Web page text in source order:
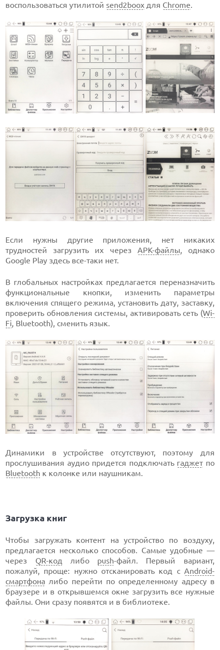
воспользоваться утилитой send2boox для Chrome.
Если нужны другие приложения, нет никаких
трудностей загрузить их через APK-файлы, однако
Google Play здесь все-таки нет.
В глобальных настройках предлагается переназначить
функциональные кнопки, изменить параметры
включения спящего режима, установить дату, заставку,
проверить обновления системы, активировать сеть (Wi-
Fi, Bluetooth), сменить язык.
Динамики в устройстве отсутствуют, поэтому для
прослушивания аудио придется подключать гаджетпо
Bluetooth к колонке или наушникам.
Загрузка книг
Чтобы загружать контент на устройство по воздуху,
предлагается несколько способов. Самые удобные —
через QR-код либо push-файл. Первый вариант,
пожалуй, проще: нужно отсканировать код с Android-
смартфона либо перейти по определенному адресу в
браузере и в открывшемся окне загрузить все нужные
файлы. Они сразу появятся и в библиотеке.